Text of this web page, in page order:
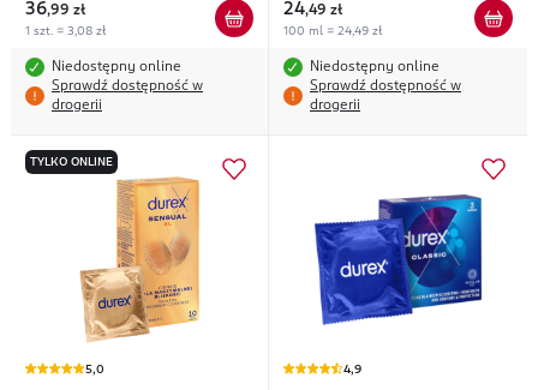
36,99 zł
1 szt. = 3,08 zł
Niedostępny online
Sprawdź dostępność w
drogerii
24,49 zł
100 ml = 24,49 zł
Niedostępny online
Sprawdź dostępność w
drogerii
TYLKO ONLINE
5,0 4,9